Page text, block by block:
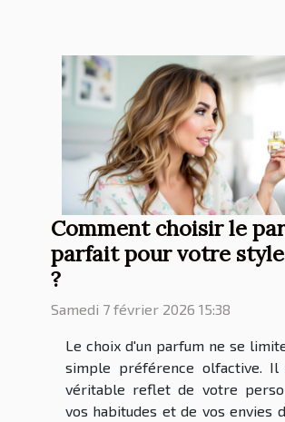
Comment choisir le
parfait pour votre
?
Samedi 7 février 2026 15:38
Le choix d'un parfum ne se
simple préférence olfactive. Il
véritable reflet de votre
vos habitudes et de vos envies